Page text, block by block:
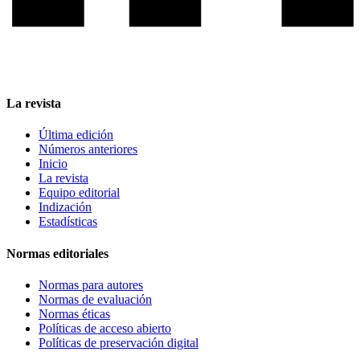
La revista
Última edición
Números anteriores
Inicio
La revista
Equipo editorial
Indización
Estadísticas
Normas editoriales
Normas para autores
Normas de evaluación
Normas éticas
Políticas de acceso abierto
Políticas de preservación digital